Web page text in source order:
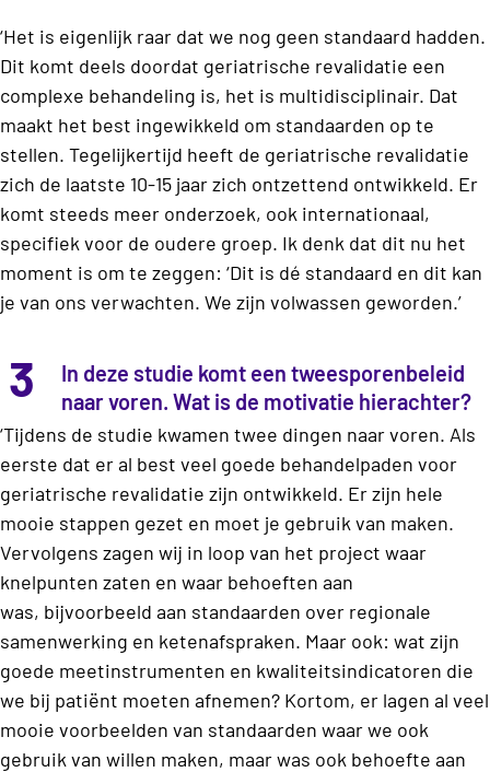
‘Het is eigenlijk raar dat we nog geen standaard hadden.
Dit komt deels doordat geriatrische revalidatie een
complexe behandeling is, het is multidisciplinair. Dat
maakt het best ingewikkeld om standaarden op te
stellen. Tegelijkertijd heeft de geriatrische revalidatie
zich de laatste 10-15 jaar zich ontzettend ontwikkeld. Er
komt steeds meer onderzoek, ook internationaal,
specifiek voor de oudere groep. Ik denk dat dit nu het
moment is om te zeggen: ‘Dit is dé standaard en dit kan
je van ons verwachten. We zijn volwassen geworden.’
3
In deze studie komt een tweesporenbeleid
naar voren. Wat is de motivatie hierachter?
‘Tijdens de studie kwamen twee dingen naar voren. Als
eerste dat er al best veel goede behandelpaden voor
geriatrische revalidatie zijn ontwikkeld. Er zijn hele
mooie stappen gezet en moet je gebruik van maken.
Vervolgens zagen wij in loop van het project waar
knelpunten zaten en waar behoeften aan
was, bijvoorbeeld aan standaarden over regionale
samenwerking en ketenafspraken. Maar ook: wat zijn
goede meetinstrumenten en kwaliteitsindicatoren die
we bij patiënt moeten afnemen? Kortom, er lagen al veel
mooie voorbeelden van standaarden waar we ook
gebruik van willen maken, maar was ook behoefte aan